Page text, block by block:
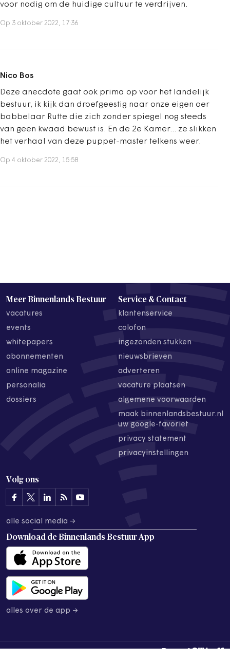
voor nodig om de huidige cultuur te verdrijven.
Op 3 oktober 2022, 17:36
Nico Bos
Deze anecdote gaat ook prima op voor het landelijk
bestuur, ik kijk dan droefgeestig naar onze eigen oer
babbelaar Rutte die zich zonder spiegel nog steeds
van geen kwaad bewust is. En de 2e Kamer... ze slikken
het verhaal van deze puppet-master telkens weer.
Op 4 oktober 2022, 15:58
Meer Binnenlands Bestuur
vacatures
events
whitepapers
abonnementen
online magazine
personalia
dossiers
Service & Contact
klantenservice
colofon
ingezonden stukken
nieuwsbrieven
adverteren
vacature plaatsen
algemene voorwaarden
maak binnenlandsbestuur.nl
uw google-favoriet
privacy statement
privacyinstellingen
Volg ons
alle social media →
Download de Binnenlands Bestuur App
alles over de app →